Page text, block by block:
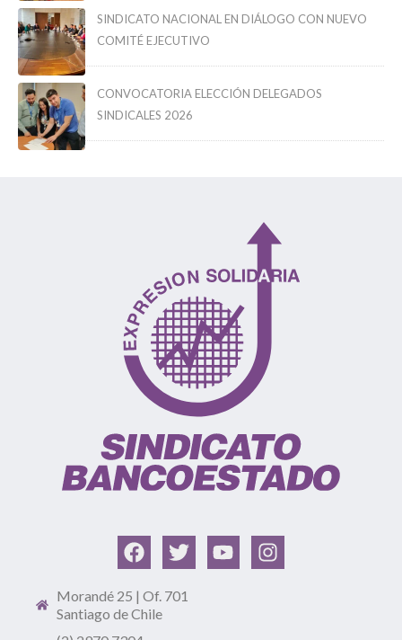
SINDICATO NACIONAL EN DIÁLOGO CON NUEVO
COMITÉ EJECUTIVO
CONVOCATORIA ELECCIÓN DELEGADOS
SINDICALES 2026
Morandé 25 | Of. 701
Santiago de Chile